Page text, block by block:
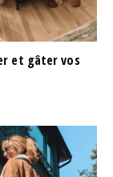
et gâter vos